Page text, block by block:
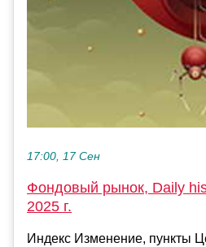
17:00, 17 Сен
Фондовый рынок, Daily
2025 г.
Индекс Изменение, пункты